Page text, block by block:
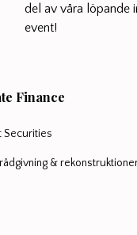
del av våra löpande
event!
Finance
Securities
&